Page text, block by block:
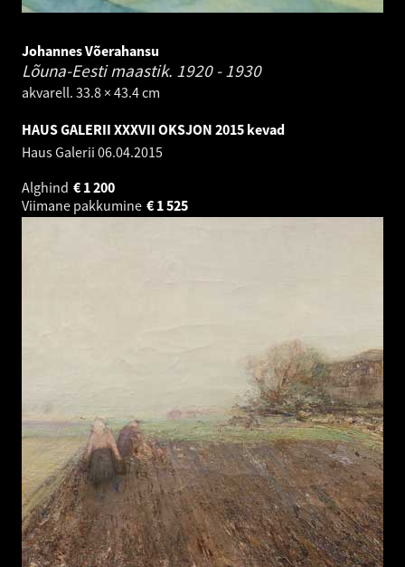
Johannes Võerahansu
Lõuna-Eesti maastik. 1920 - 1930
akvarell. 33.8 × 43.4 cm
HAUS GALERII XXXVII OKSJON 2015 kevad
Haus Galerii 06.04.2015
Alghind
1 200
€
Viimane pakkumine
1 525
€